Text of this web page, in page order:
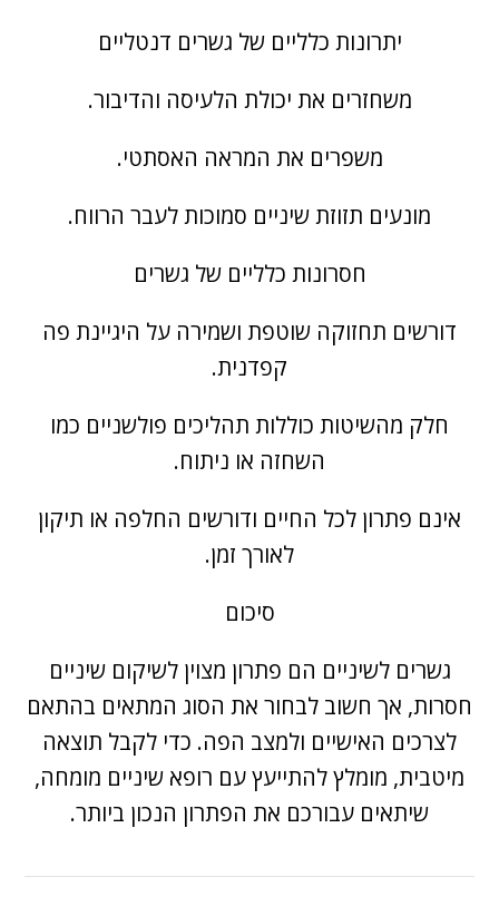
יתרונות כלליים של גשרים דנטליים
משחזרים את יכולת הלעיסה והדיבור.
משפרים את המראה האסתטי.
מונעים תזוזת שיניים סמוכות לעבר הרווח.
חסרונות כלליים של גשרים
דורשים תחזוקה שוטפת ושמירה על היגיינת פה
קפדנית.
חלק מהשיטות כוללות תהליכים פולשניים כמו
השחזה או ניתוח.
אינם פתרון לכל החיים ודורשים החלפה או תיקון
לאורך זמן.
סיכום
גשרים לשיניים הם פתרון מצוין לשיקום שיניים
חסרות, אך חשוב לבחור את הסוג המתאים בהתאם
לצרכים האישיים ולמצב הפה. כדי לקבל תוצאה
מיטבית, מומלץ להתייעץ עם רופא שיניים מומחה,
שיתאים עבורכם את הפתרון הנכון ביותר.